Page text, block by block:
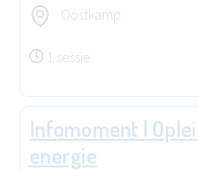
Oostkamp
1 sessie
Infomoment |
energie